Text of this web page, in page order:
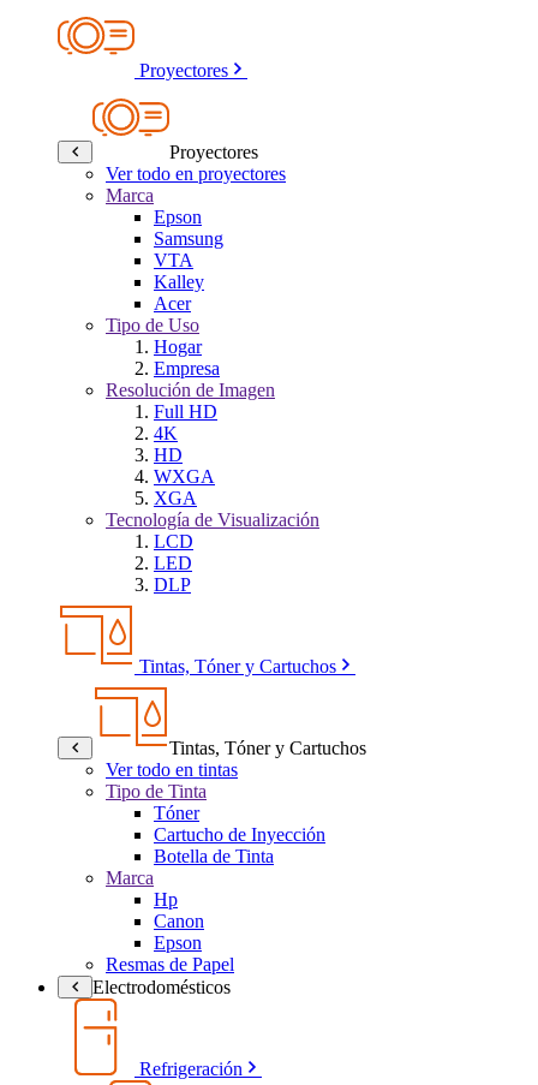
Proyectores
Proyectores
Ver todo en proyectores
Marca
Epson
Samsung
VTA
Kalley
Acer
Tipo de Uso
Hogar
Empresa
Resolución de Imagen
Full HD
4K
HD
WXGA
XGA
Tecnología de Visualización
LCD
LED
DLP
Tintas, Tóner y Cartuchos
Tintas, Tóner y Cartuchos
Ver todo en tintas
Tipo de Tinta
Tóner
Cartucho de Inyección
Botella de Tinta
Marca
Hp
Canon
Epson
Resmas de Papel
Electrodomésticos
Refrigeración